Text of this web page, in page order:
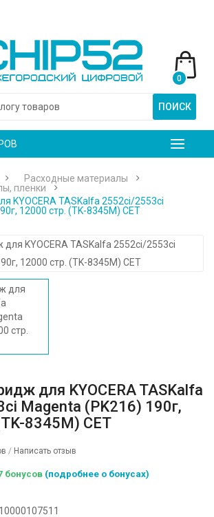
ПОИСК
0
Расходные материалы
пленки
KYOCERA TASKalfa 2552ci/2553ci
12000 стр. (TK-8345M) CET
для KYOCERA TASKalfa
Magenta (PK216) 190г,
8345M) CET
/ Написать отзыв
бонусов (подробнее о бонусах)
10000107511